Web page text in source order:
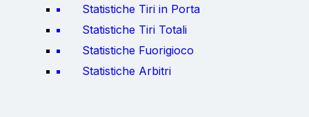
Statistiche Tiri in Porta
Statistiche Tiri Totali
Statistiche Fuorigioco
Statistiche Arbitri